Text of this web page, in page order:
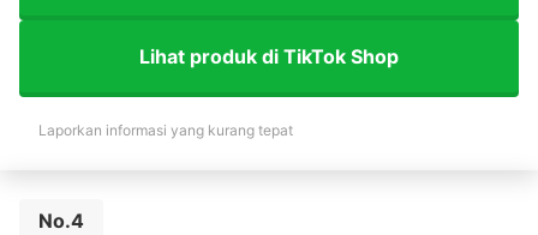
Lihat produk di TikTok Shop
Laporkan informasi yang kurang tepat
No.4